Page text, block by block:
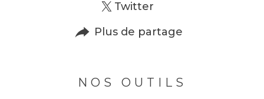
Twitter
Plus de partage
NOS OUTILS